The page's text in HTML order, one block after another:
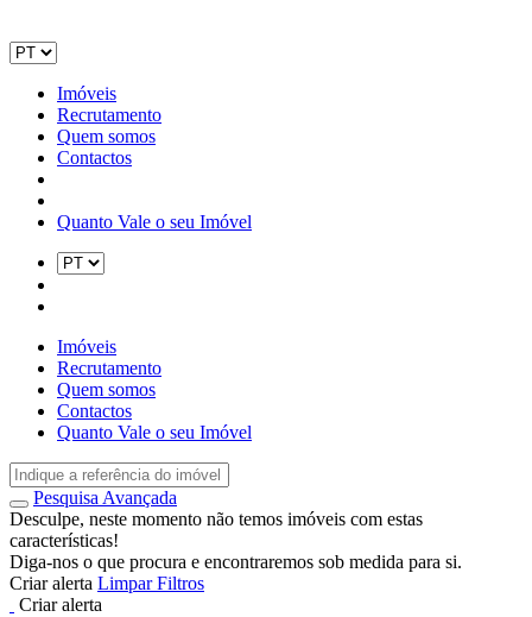
Imóveis
Recrutamento
Quem somos
Contactos
Quanto Vale o seu Imóvel
Imóveis
Recrutamento
Quem somos
Contactos
Quanto Vale o seu Imóvel
Pesquisa Avançada
Desculpe, neste momento não temos imóveis com estas
características!
Diga-nos o que procura e encontraremos sob medida para si.
Criar alerta Limpar Filtros
Criar alerta